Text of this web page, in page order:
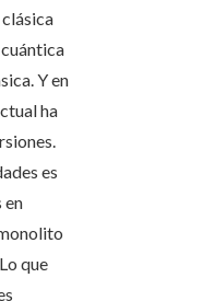
Y en
ha
es
en
que